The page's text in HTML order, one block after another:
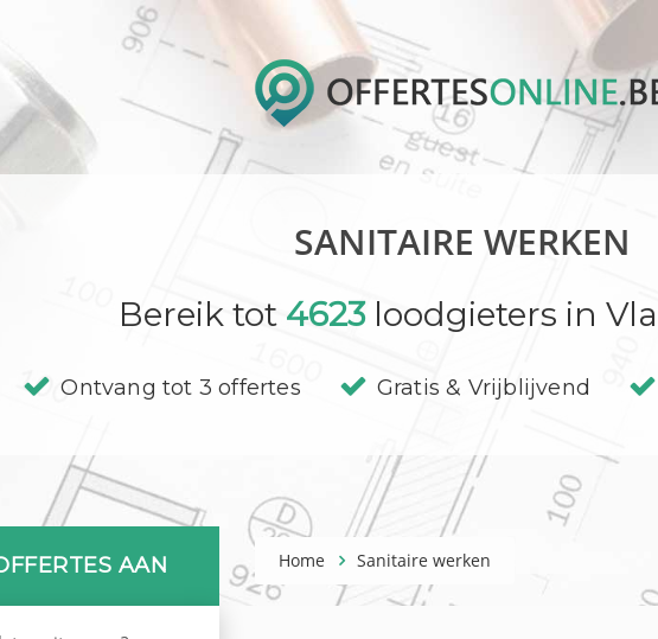
SANITAIRE WERKEN
Bereik tot 4623loodgieters in
Ontvang tot 3 offertes Gratis & Vrijblijvend
Home Sanitaire werken
AAN